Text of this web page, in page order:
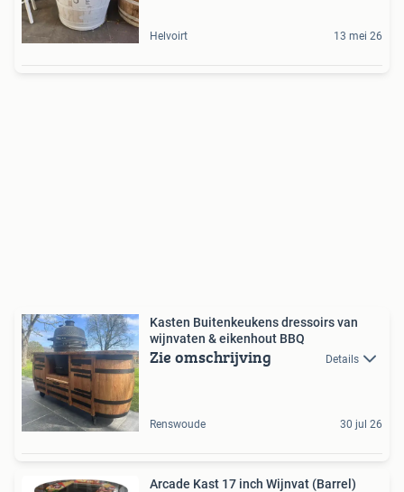
Helvoirt 13 mei 26
Kasten Buitenkeukens dressoirs van
wijnvaten & eikenhout BBQ
Zie omschrijving Details
Renswoude 30 jul 26
Arcade Kast 17 inch Wijnvat (Barrel)